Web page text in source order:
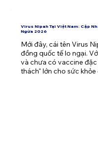
Virus Nipah Tại Việt Nam: Cập
Ngừa 2026
Mới đây, cái tên Virus
đồng quốc tế lo ngại.
và chưa có vaccine
thách" lớn cho sức